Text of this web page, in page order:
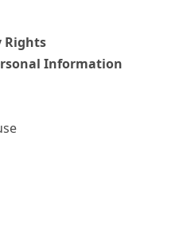
Rights
Information